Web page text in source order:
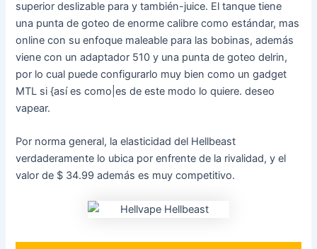
superior deslizable para y también-juice. El tanque tiene
una punta de goteo de enorme calibre como estándar, mas
online con su enfoque maleable para las bobinas, además
viene con un adaptador 510 y una punta de goteo delrin,
por lo cual puede configurarlo muy bien como un gadget
MTL si {así es como|es de este modo lo quiere. deseo
vapear.
Por norma general, la elasticidad del Hellbeast
verdaderamente lo ubica por enfrente de la rivalidad, y el
valor de $ 34.99 además es muy competitivo.